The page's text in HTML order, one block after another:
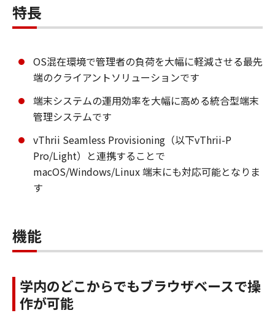
特長
OS混在環境で管理者の負荷を大幅に軽減させる最先
端のクライアントソリューションです
端末システムの運用効率を大幅に高める統合型端末
管理システムです
vThrii Seamless Provisioning（以下vThrii-P
Pro/Light）と連携することで
macOS/Windows/Linux 端末にも対応可能となりま
す
機能
学内のどこからでもブラウザベースで操
作が可能